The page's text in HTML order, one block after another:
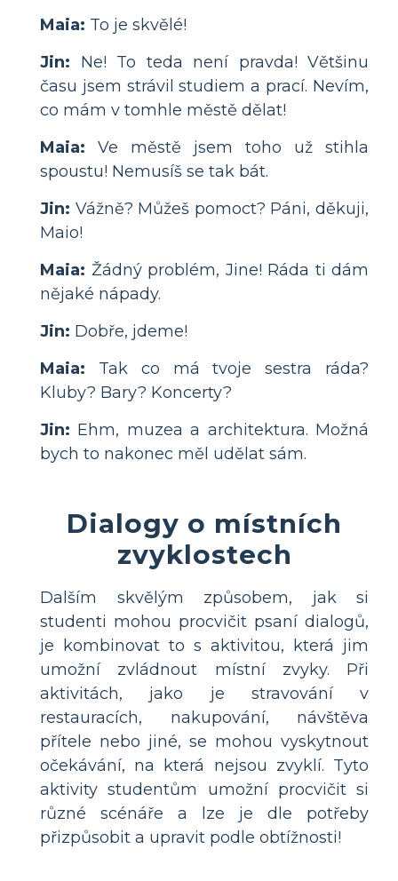
Maia: To je skvělé!
Jin: Ne! To teda není pravda! Většinu
času jsem strávil studiem a prací. Nevím,
co mám v tomhle městě dělat!
Maia: Ve městě jsem toho už stihla
spoustu! Nemusíš se tak bát.
Jin: Vážně? Můžeš pomoct? Páni, děkuji,
Maio!
Maia: Žádný problém, Jine! Ráda ti dám
nějaké nápady.
Jin: Dobře, jdeme!
Maia: Tak co má tvoje sestra ráda?
Kluby? Bary? Koncerty?
Jin: Ehm, muzea a architektura. Možná
bych to nakonec měl udělat sám.
Dialogy o místních
zvyklostech
Dalším skvělým způsobem, jak si
studenti mohou procvičit psaní dialogů,
je kombinovat to s aktivitou, která jim
umožní zvládnout místní zvyky. Při
aktivitách, jako je stravování v
restauracích, nakupování, návštěva
přítele nebo jiné, se mohou vyskytnout
očekávání, na která nejsou zvyklí. Tyto
aktivity studentům umožní procvičit si
různé scénáře a lze je dle potřeby
přizpůsobit a upravit podle obtížnosti!